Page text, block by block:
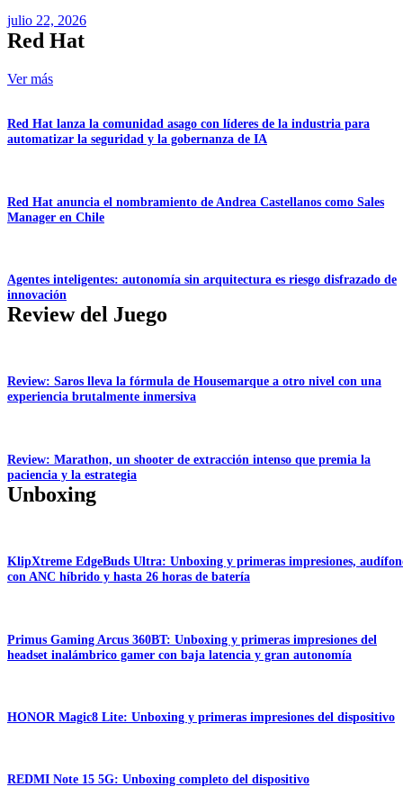
julio 22, 2026
Red Hat
Ver más
Red Hat lanza la comunidad asago con líderes de la industria para
automatizar la seguridad y la gobernanza de IA
Red Hat anuncia el nombramiento de Andrea Castellanos como Sales
Manager en Chile
Agentes inteligentes: autonomía sin arquitectura es riesgo disfrazado de
innovación
Review del Juego
Review: Saros lleva la fórmula de Housemarque a otro nivel con una
experiencia brutalmente inmersiva
Review: Marathon, un shooter de extracción intenso que premia la
paciencia y la estrategia
Unboxing
KlipXtreme EdgeBuds Ultra: Unboxing y primeras impresiones,
con ANC híbrido y hasta 26 horas de batería
Primus Gaming Arcus 360BT: Unboxing y primeras impresiones del
headset inalámbrico gamer con baja latencia y gran autonomía
HONOR Magic8 Lite: Unboxing y primeras impresiones del dispositivo
REDMI Note 15 5G: Unboxing completo del dispositivo